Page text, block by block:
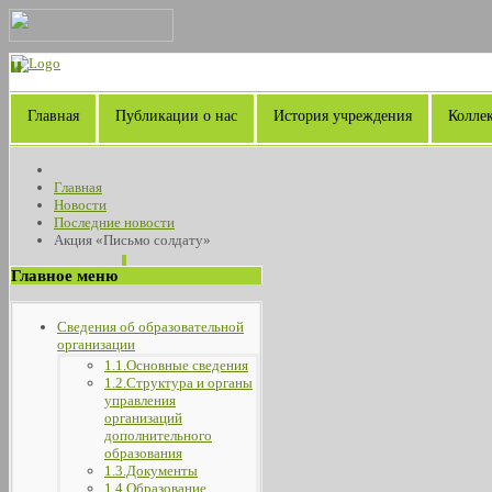
Главная Публикации о нас История учреждения
Главная
Новости
Последние новости
Акция «Письмо солдату»
Главное меню
Сведения об образовательной
организации
1.1.Основные сведения
1.2.Структура и органы
управления
организаций
дополнительного
образования
1.3.Документы
1.4.Образование